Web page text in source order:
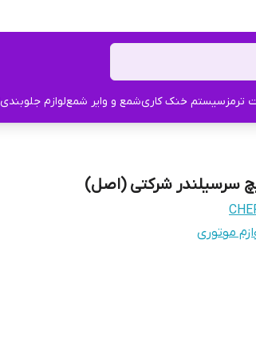
ترمزسیستم خنک کاریشمع و وایر شمعلوازم جلوبندی
سرسیلندر شرکتی (اصل)
موتوری